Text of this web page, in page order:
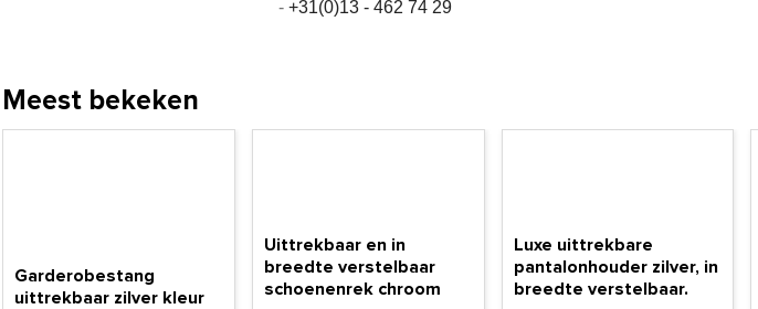
- +31(0)13 - 462 74 29
Meest bekeken
Garderobestang
uittrekbaar zilver kleur
Uittrekbaar en in
breedte verstelbaar
schoenenrek chroom
Luxe uittrekbare
pantalonhouder zilver, in
breedte verstelbaar.